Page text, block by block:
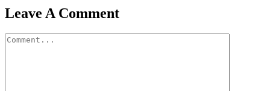
Leave A Comment
Comment